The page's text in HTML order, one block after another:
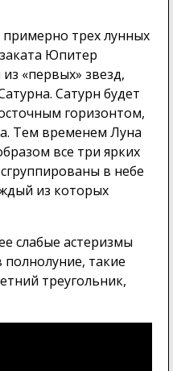
трех лунных
Юпитер
«первых» звезд,
Сатурн будет
горизонтом,
Тем временем Луна
все три ярких
в небе
из которых
слабые астеризмы
такие
треугольник,